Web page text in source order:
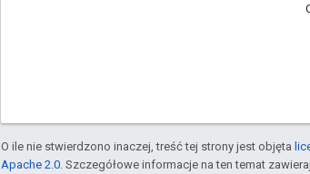
O ile nie stwierdzono inaczej, treść tej strony jest objęta
Apache 2.0 . Szczegółowe informacje na ten temat